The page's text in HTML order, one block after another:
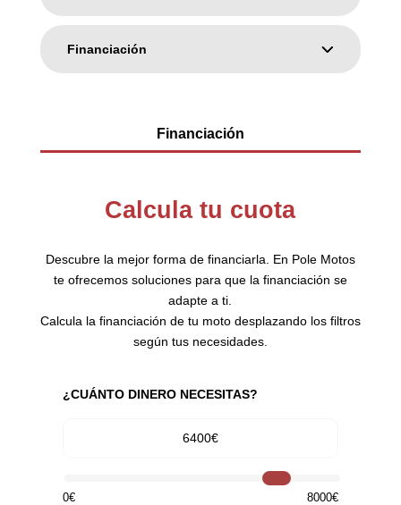
Financiación
Financiación
Calcula tu cuota
Descubre la mejor forma de financiarla. En Pole Motos
te ofrecemos soluciones para que la financiación se
adapte a ti.
Calcula la financiación de tu moto desplazando los filtros
según tus necesidades.
¿CUÁNTO DINERO NECESITAS?
6400€
0€ 8000€